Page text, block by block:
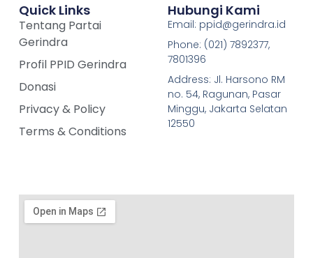
Quick Links
Tentang Partai
Gerindra
Profil PPID Gerindra
Donasi
Privacy & Policy
Terms & Conditions
Hubungi Kami
Email: ppid@gerindra.id
Phone: (021) 7892377,
7801396
Address: Jl. Harsono RM
no. 54, Ragunan, Pasar
Minggu, Jakarta Selatan
12550